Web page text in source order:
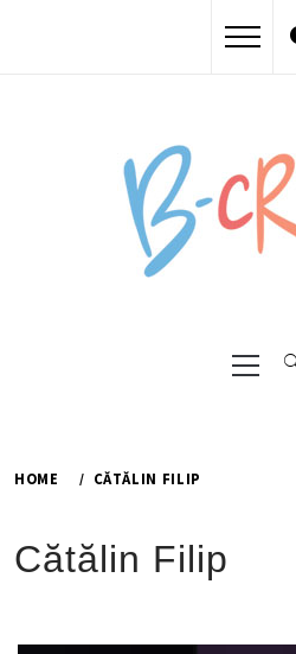
Primary
Menu
HOME CĂTĂLIN FILIP
Cătălin Filip